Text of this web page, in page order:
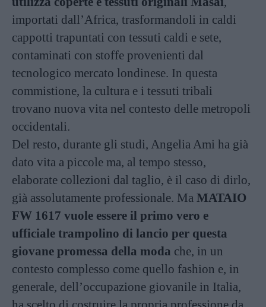
importati dall’Africa, trasformandoli in caldi
cappotti trapuntati con tessuti caldi e sete,
contaminati con stoffe provenienti dal
tecnologico mercato londinese. In questa
commistione, la cultura e i tessuti tribali
trovano nuova vita nel contesto delle metropoli
occidentali.
Del resto, durante gli studi, Angelia Ami ha già
dato vita a piccole ma, al tempo stesso,
elaborate collezioni dal taglio, è il caso di dirlo,
già assolutamente professionale. Ma MATAIO
FW 1617 vuole essere il primo vero e
ufficiale trampolino di lancio per questa
giovane promessa della moda che, in un
contesto complesso come quello fashion e, in
generale, dell’occupazione giovanile in Italia,